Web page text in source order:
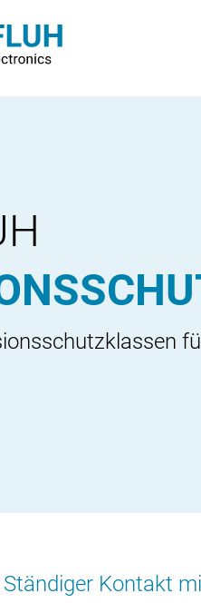
Ständiger Kontakt